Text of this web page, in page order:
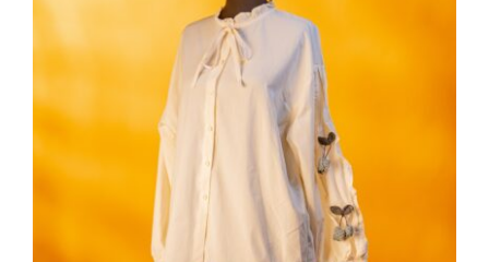
Kiraz Aplikeli Gömlek & Nakışlı Kloş
Etek Takım